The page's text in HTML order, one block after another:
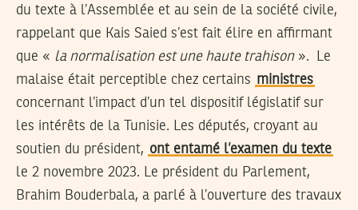
du texte à l’Assemblée et au sein de la société civile,
rappelant que Kais Saied s’est fait élire en affirmant
que « la normalisation est une haute trahison». Le
malaise était perceptible chez certains ministres
concernant l’impact d’un tel dispositif législatif sur
les intérêts de la Tunisie. Les députés, croyant au
soutien du président, ont entamé l’examen du texte
le 2 novembre 2023. Le président du Parlement,
Brahim Bouderbala, a parlé à l’ouverture des travaux